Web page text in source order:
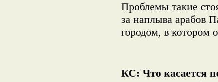
Проблемы такие
за наплыва арабов
городом, в котором
КС: Что касается